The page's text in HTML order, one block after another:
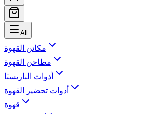
All
مكائن القهوة
مطاحن القهوة
أدوات الباريستا
أدوات تحضير القهوة
قهوة